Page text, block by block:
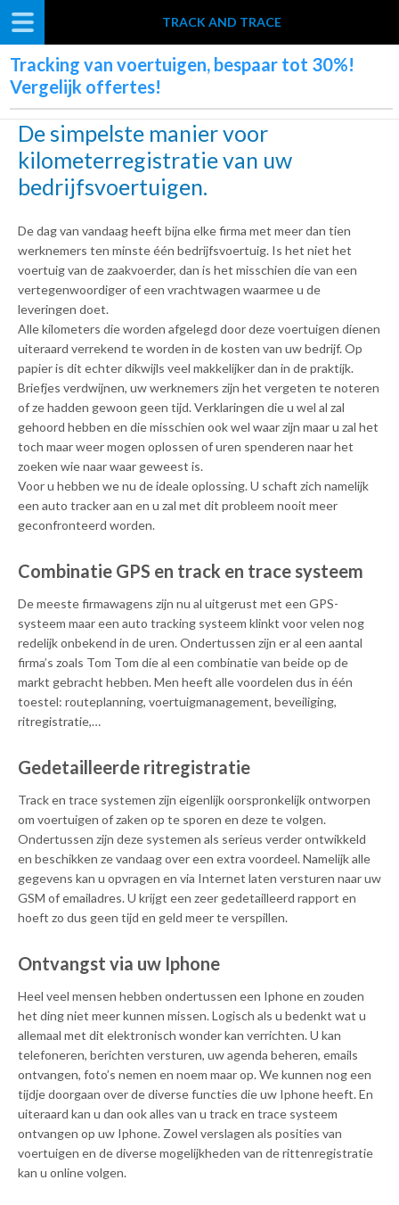
TRACK AND TRACE
Tracking van voertuigen, bespaar tot 30%!
Vergelijk offertes!
De simpelste manier voor
kilometerregistratie van uw
bedrijfsvoertuigen.
De dag van vandaag heeft bijna elke firma met meer dan tien
werknemers ten minste één bedrijfsvoertuig. Is het niet het
voertuig van de zaakvoerder, dan is het misschien die van een
vertegenwoordiger of een vrachtwagen waarmee u de
leveringen doet.
Alle kilometers die worden afgelegd door deze voertuigen dienen
uiteraard verrekend te worden in de kosten van uw bedrijf. Op
papier is dit echter dikwijls veel makkelijker dan in de praktijk.
Briefjes verdwijnen, uw werknemers zijn het vergeten te noteren
of ze hadden gewoon geen tijd. Verklaringen die u wel al zal
gehoord hebben en die misschien ook wel waar zijn maar u zal het
toch maar weer mogen oplossen of uren spenderen naar het
zoeken wie naar waar geweest is.
Voor u hebben we nu de ideale oplossing. U schaft zich namelijk
een auto tracker aan en u zal met dit probleem nooit meer
geconfronteerd worden.
Combinatie GPS en track en trace systeem
De meeste firmawagens zijn nu al uitgerust met een GPS-
systeem maar een auto tracking systeem klinkt voor velen nog
redelijk onbekend in de uren. Ondertussen zijn er al een aantal
firma’s zoals Tom Tom die al een combinatie van beide op de
markt gebracht hebben. Men heeft alle voordelen dus in één
toestel: routeplanning, voertuigmanagement, beveiliging,
ritregistratie,…
Gedetailleerde ritregistratie
Track en trace systemen zijn eigenlijk oorspronkelijk ontworpen
om voertuigen of zaken op te sporen en deze te volgen.
Ondertussen zijn deze systemen als serieus verder ontwikkeld
en beschikken ze vandaag over een extra voordeel. Namelijk alle
gegevens kan u opvragen en via Internet laten versturen naar uw
GSM of emailadres. U krijgt een zeer gedetailleerd rapport en
hoeft zo dus geen tijd en geld meer te verspillen.
Ontvangst via uw Iphone
Heel veel mensen hebben ondertussen een Iphone en zouden
het ding niet meer kunnen missen. Logisch als u bedenkt wat u
allemaal met dit elektronisch wonder kan verrichten. U kan
telefoneren, berichten versturen, uw agenda beheren, emails
ontvangen, foto’s nemen en noem maar op. We kunnen nog een
tijdje doorgaan over de diverse functies die uw Iphone heeft. En
uiteraard kan u dan ook alles van u track en trace systeem
ontvangen op uw Iphone. Zowel verslagen als posities van
voertuigen en de diverse mogelijkheden van de rittenregistratie
kan u online volgen.